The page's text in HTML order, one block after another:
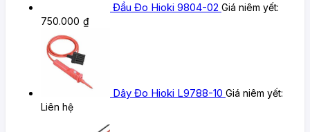
Đầu Đo Hioki 9804-02 Giá niêm yết:
750.000 ₫
Dây Đo Hioki L9788-10 Giá niêm yết:
Liên hệ